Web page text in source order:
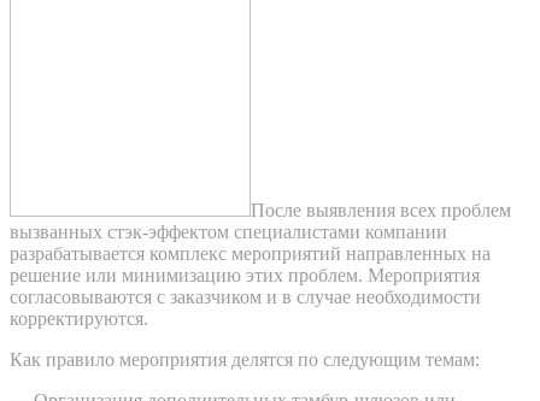
После выявления всех проблем
вызванных стэк-эффектом специалистами компании
разрабатывается комплекс мероприятий направленных на
решение или минимизацию этих проблем. Мероприятия
согласовываются с заказчиком и в случае необходимости
корректируются.
Как правило мероприятия делятся по следующим темам: